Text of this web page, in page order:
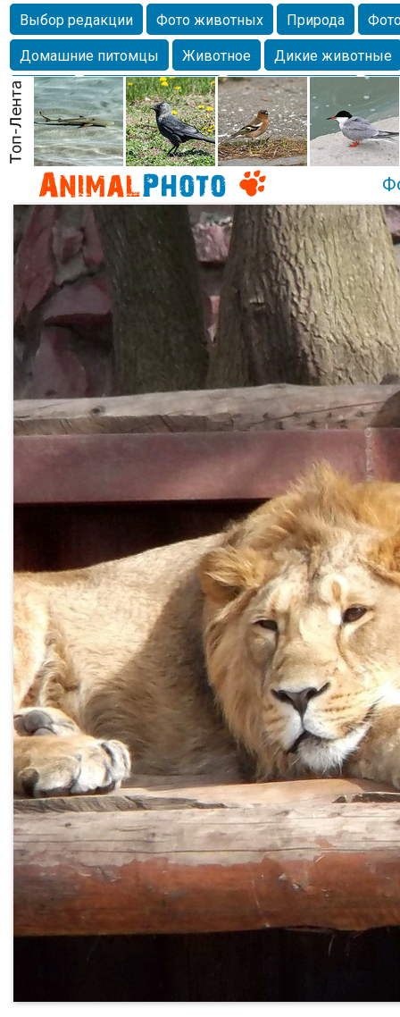
Выбор редакции Фото животных Природа
Домашние питомцы
Животное
Дикие животные
Собаки
Alexanderandronik Млекопитающие
Морда
Собачка Осень Портрет
Домашние
Насекомое
Коты Lebert Дикие птицы Утка